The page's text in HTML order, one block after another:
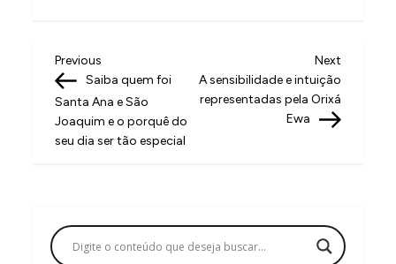
N
a
v
e
ç
Previous
Post
Previous
Saiba quem foi
Santa Ana e São
Joaquim e o porquê do
seu dia ser tão especial
Next
Post
Next
A sensibilidade e intuição
representadas pela Orixá
Ewa